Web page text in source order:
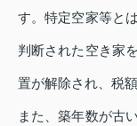
す。特定空家等と
判断された空き家
置が解除され、税
また、築年数が古